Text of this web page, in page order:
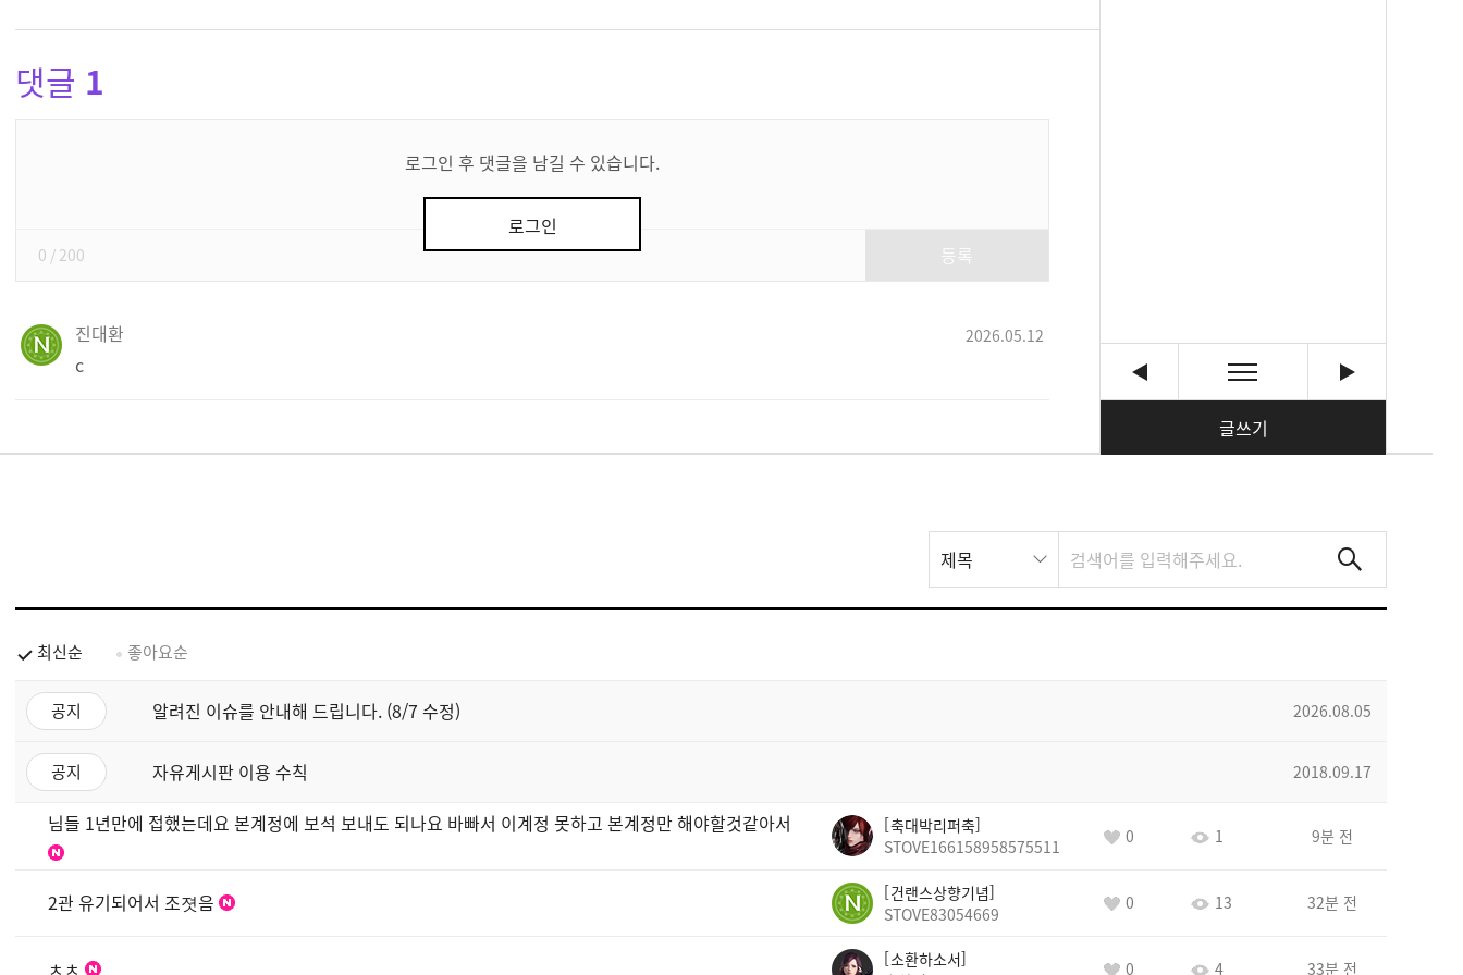
글쓰기
댓글 1
로그인 후 댓글을 남길 수 있습니다.
로그인
0 / 200
진대환 2026.05.12
c
스
트
제목
최신순 좋아요순
공지 알려진 이슈를 안내해 드립니다. (8/7 수정) 2026.08.05
공지 자유게시판 이용 수칙 2018.09.17
님들 1년만에 접했는데요 본계정에 보석 보내도 되나요 바빠서 이계정 못하고 본계정만 해야할것같아서
축대박리퍼축
STOVE166158958575511
0 1 9분 전
2관 유기되어서 조졋음
건랜스상향기념
STOVE83054669
0 13 32분 전
ㅊㅊ
소환하소서
0 4 33분 전